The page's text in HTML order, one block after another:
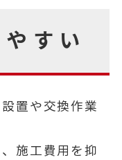
すい
置や交換作業
施工費用を抑